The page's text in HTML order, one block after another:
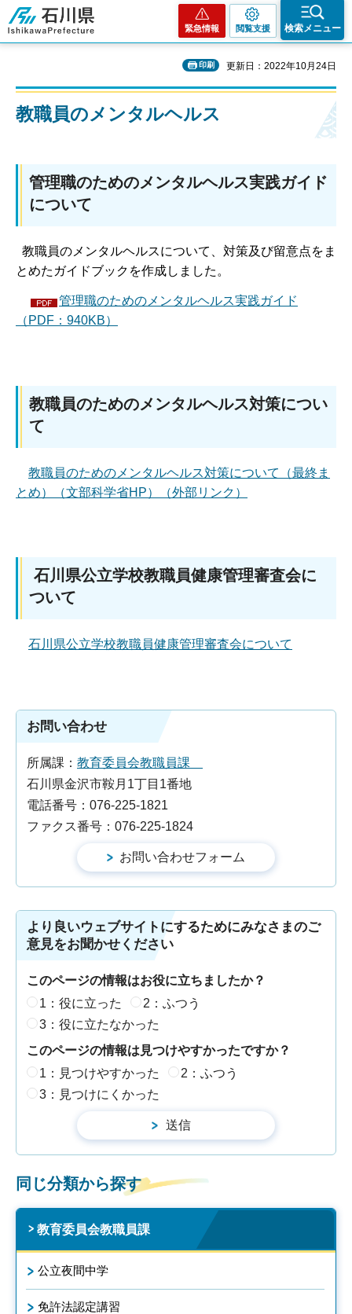
石川県
緊急情報 閲覧支援 検索メニュー
印刷 更新日：2022年10月24日
教職員のメンタルヘルス
管理職のためのメンタルヘルス実践ガイド
について
教職員のメンタルヘルスについて、対策及び留意点をま
とめたガイドブックを作成しました。
管理職のためのメンタルヘルス実践ガイド
（PDF：940KB）
教職員のためのメンタルヘルス対策につい
て
教職員のためのメンタルヘルス対策について（最終ま
とめ）（文部科学省HP）（外部リンク）
石川県公立学校教職員健康管理審査会に
ついて
石川県公立学校教職員健康管理審査会について
お問い合わせ
所属課： 教育委員会教職員課
石川県金沢市鞍月1丁目1番地
電話番号：076-225-1821
ファクス番号：076-225-1824
より良いウェブサイトにするためにみなさまのご
意見をお聞かせください
このページの情報はお役に立ちましたか？
1：役に立った
2：ふつう
3：役に立たなかった
このページの情報は見つけやすかったですか？
1：見つけやすかった
2：ふつう
3：見つけにくかった
同じ分類から探す
教育委員会教職員課
公立夜間中学
免許法認定講習